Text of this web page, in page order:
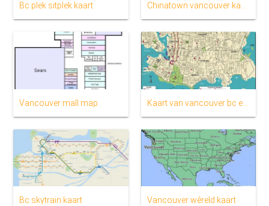
Bc plek sitplek kaart Chinatown vancouver kaart
Vancouver mall map Kaart van vancouver bc en die omliggende gebied
Bc skytrain kaart Vancouver wêreld kaart